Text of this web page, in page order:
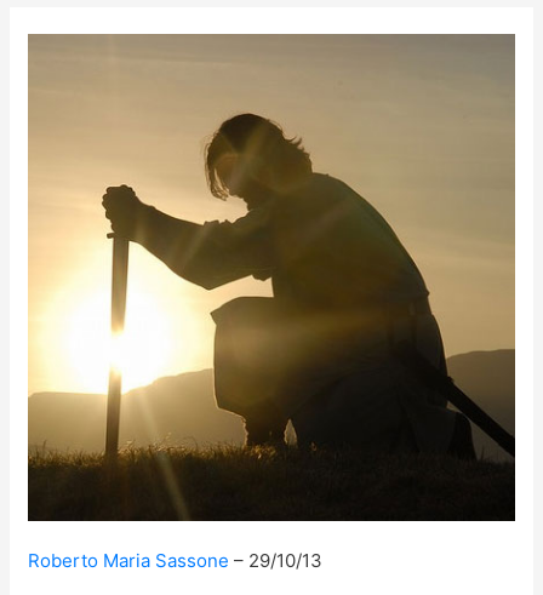
Roberto Maria Sassone 29/10/13